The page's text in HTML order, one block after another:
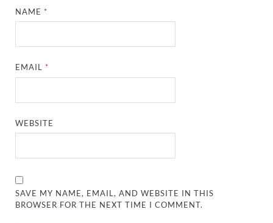
NAME*
EMAIL*
WEBSITE
SAVE MY NAME, EMAIL, AND WEBSITE IN THIS
BROWSER FOR THE NEXT TIME I COMMENT.